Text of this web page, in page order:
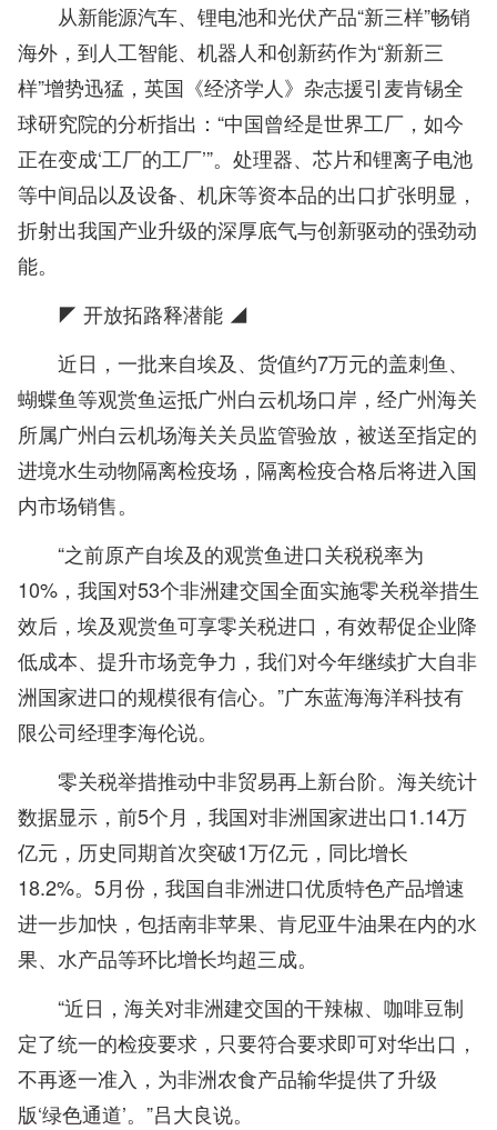
从新能源汽车、锂电池和光伏产品“新三样”畅销
海外，到人工智能、机器人和创新药作为“新新三
样”增势迅猛，英国《经济学人》杂志援引麦肯锡全
球研究院的分析指出：“中国曾经是世界工厂，如今
正在变成‘工厂的工厂’”。处理器、芯片和锂离子电池
等中间品以及设备、机床等资本品的出口扩张明显，
折射出我国产业升级的深厚底气与创新驱动的强劲动
能。
◤ 开放拓路释潜能 ◢
近日，一批来自埃及、货值约7万元的盖刺鱼、
蝴蝶鱼等观赏鱼运抵广州白云机场口岸，经广州海关
所属广州白云机场海关关员监管验放，被送至指定的
进境水生动物隔离检疫场，隔离检疫合格后将进入国
内市场销售。
“之前原产自埃及的观赏鱼进口关税税率为
10%，我国对53个非洲建交国全面实施零关税举措生
效后，埃及观赏鱼可享零关税进口，有效帮促企业降
低成本、提升市场竞争力，我们对今年继续扩大自非
洲国家进口的规模很有信心。”广东蓝海海洋科技有
限公司经理李海伦说。
零关税举措推动中非贸易再上新台阶。海关统计
数据显示，前5个月，我国对非洲国家进出口1.14万
亿元，历史同期首次突破1万亿元，同比增长
18.2%。5月份，我国自非洲进口优质特色产品增速
进一步加快，包括南非苹果、肯尼亚牛油果在内的水
果、水产品等环比增长均超三成。
“近日，海关对非洲建交国的干辣椒、咖啡豆制
定了统一的检疫要求，只要符合要求即可对华出口，
不再逐一准入，为非洲农食产品输华提供了升级
版‘绿色通道’。”吕大良说。